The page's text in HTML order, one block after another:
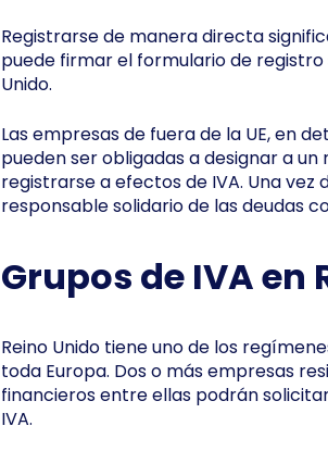
Registrarse de manera directa
puede firmar el formulario de
Unido.
Las empresas de fuera de la UE, en
pueden ser obligadas a designar a
registrarse a efectos de IVA. Una
responsable solidario de las deudas
Grupos de IVA en
Reino Unido tiene uno de los
toda Europa. Dos o más empresas
financieros entre ellas podrán
IVA.